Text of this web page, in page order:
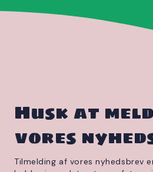
Husk at
vores
Tilmelding af vores nyhedsbrev